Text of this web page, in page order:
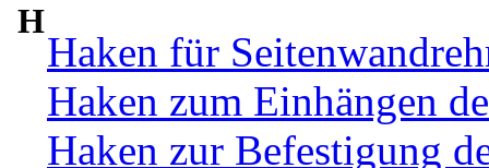
H
Haken für
Haken zum Einhängen
Haken zur Befestigung